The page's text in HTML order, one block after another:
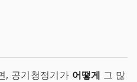
, 공기청정기가 어떻게 그 많